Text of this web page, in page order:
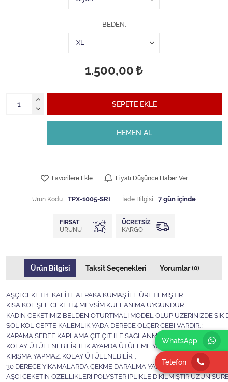
WhatsApp
Telefon
BEDEN
1.500,00
SEPETE EKLE
HEMEN AL
Favorilere Ekle Fiyatı Düşünce Haber Ver
Ürün Kodu: TPX-1005-SRI İade Bilgisi:
FIRSAT
ÜRÜNÜ
ÜCRETSIZ
KARGO
Ürün Bilgisi Taksit Seçenekleri Yorumlar(0)
AŞÇI CEKETİ 1. KALİTE ALPAKA KUMAŞ İLE ÜRETİLMİŞTİR. ;
KISA KOL ŞEF CEKETİ 4 MEVSİM KULLANIMA UYGUNDUR. ;
KADIN CEKETİMİZ BELDEN OTURTMALI MODEL OLUP ÜZERİNİZDE ŞIK
SOL KOL CEPTE KALEMLİK YADA DERECE ÖLÇER CEBİ VARDIR. ;
KAPAMA SEDEF KAPLAMA ÇIT ÇIT İLE SAĞLANMAKTADIR. ;
KOLAY ÜTÜLENEBİLİR. ILIK AYARDA ÜTÜLEME YAPILABİLİR ;
KIRIŞMA YAPMAZ. KOLAY ÜTÜLENEBİLİR. ;
30 DERECE YIKAMALARDA ÇEKME,DARALMA YAPMAZ. ;
AŞCI CEKETİN ÖZELLİKLERİ POLYSTER İPLİKLE DİKİLMİŞTİR UZUN